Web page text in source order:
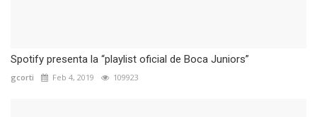
Spotify presenta la “playlist oficial de Boca Juniors”
gcorti Feb 4, 2019 109923